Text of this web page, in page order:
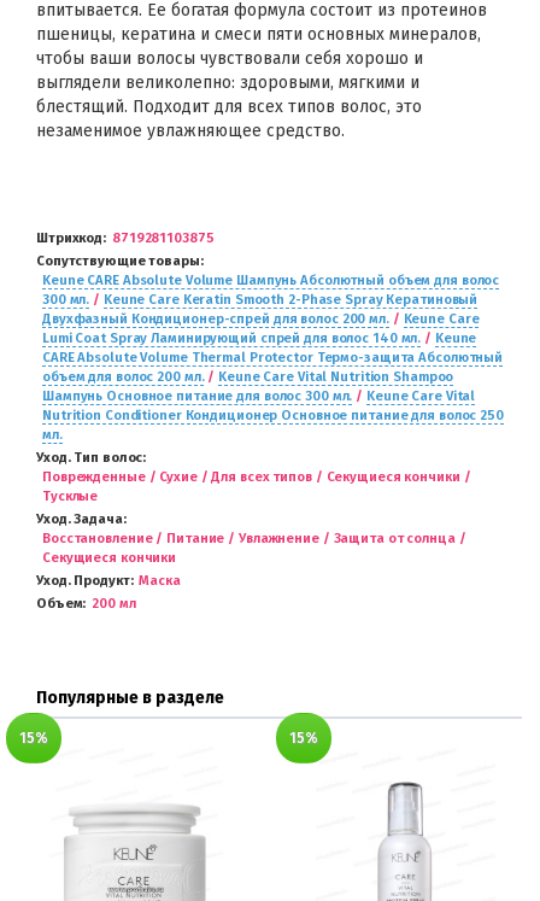
впитывается. Ее богатая формула состоит из протеинов
пшеницы, кератина и смеси пяти основных минералов,
чтобы ваши волосы чувствовали себя хорошо и
выглядели великолепно: здоровыми, мягкими и
блестящий. Подходит для всех типов волос, это
незаменимое увлажняющее средство.
Штрихкод
8719281103875
Сопутствующие товары
Keune CARE Absolute Volume Шампунь Абсолютный объем для волос
300 мл. / Keune Care Keratin Smooth 2-Phase Spray Кератиновый
Двухфазный Кондиционер-спрей для волос 200 мл./ Keune Care
Lumi Coat Spray Ламинирующий спрей для волос 140 мл. / Keune
CARE Absolute Volume Thermal Protector Термо-защита Абсолютный
объем для волос 200 мл./ Keune Care Vital Nutrition Shampoo
Шампунь Основное питание для волос 300 мл. / Keune Care Vital
Nutrition Conditioner Кондиционер Основное питание для волос 250
мл.
Уход. Тип волос
Поврежденные / Сухие / Для всех типов / Секущиеся кончики /
Тусклые
Уход. Задача
Восстановление / Питание / Увлажнение / Защита от солнца /
Секущиеся кончики
Уход. Продукт
Маска
Объем
200 мл
Популярные в разделе
15% 15%